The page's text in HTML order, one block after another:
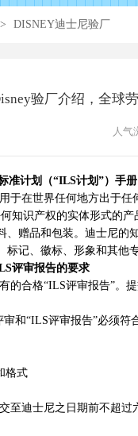
> DISNEY迪士尼验厂
验厂介绍，全球
人气
计划（“ILS计划”）手册
在世界任何地方出于任
知识产权的实体形式的
、赠品和包装。迪士尼的
标记、徽标、形象和其他
评审报告的要求
合格“ILS评审报告”。提
“ILS评审报告”必须符
式
迪士尼之日期前不超过